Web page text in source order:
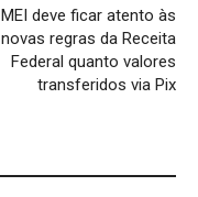
MEI deve ficar atento às
novas regras da Receita
Federal quanto valores
transferidos via Pix